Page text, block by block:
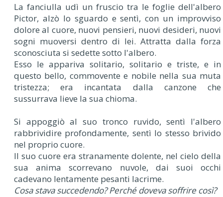
La fanciulla udì un fruscio tra le foglie dell'albero
Pictor, alzò lo sguardo e sentì, con un improvviso
dolore al cuore, nuovi pensieri, nuovi desideri, nuovi
sogni muoversi dentro di lei. Attratta dalla forza
sconosciuta si sedette sotto l'albero.
Esso le appariva solitario, solitario e triste, e in
questo bello, commovente e nobile nella sua muta
tristezza; era incantata dalla canzone che
sussurrava lieve la sua chioma.
Si appoggiò al suo tronco ruvido, sentì l'albero
rabbrividire profondamente, sentì lo stesso brivido
nel proprio cuore.
Il suo cuore era stranamente dolente, nel cielo della
sua anima scorrevano nuvole, dai suoi occhi
cadevano lentamente pesanti lacrime.
Cosa stava succedendo? Perché doveva soffrire così?